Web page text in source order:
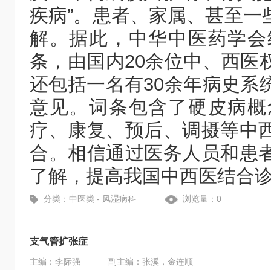
疾病”。患者、家属、甚至
解。据此，中华中医药学
条，由国内20余位中、西医
还包括一名有30余年病史系
意见。词条包含了硬皮病
疗、康复、预后、调摄等中
合。相信通过医务人员和患
了解，提高我国中西医结合
分类：中医类 - 风湿病科 浏览量：0
支气管扩张症
主编：李际强
副主编：张溪，金连顺